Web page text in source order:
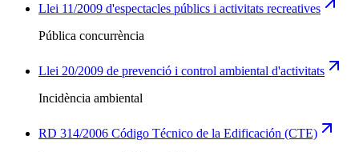
Llei 11/2009 d'espectacles públics i activitats recreatives
Pública concurrència
Llei 20/2009 de prevenció i control ambiental d'activitats
Incidència ambiental
RD 314/2006 Código Técnico de la Edificación (CTE)